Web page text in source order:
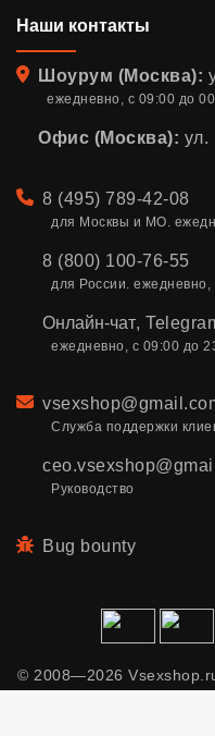
Наши контакты
Адрес
Шоурум (Москва):
ежедневно, с 09:00 до
Офис (Москва): ул.
Телефон
8 (495) 789-42-08
для Москвы и МО.
8 (800) 100-76-55
для России. ежедневно,
Онлайн-чат,
ежедневно, с 09:00 до
Email
Служба поддержки
Руководство
Bug bounty
© 2008—2026